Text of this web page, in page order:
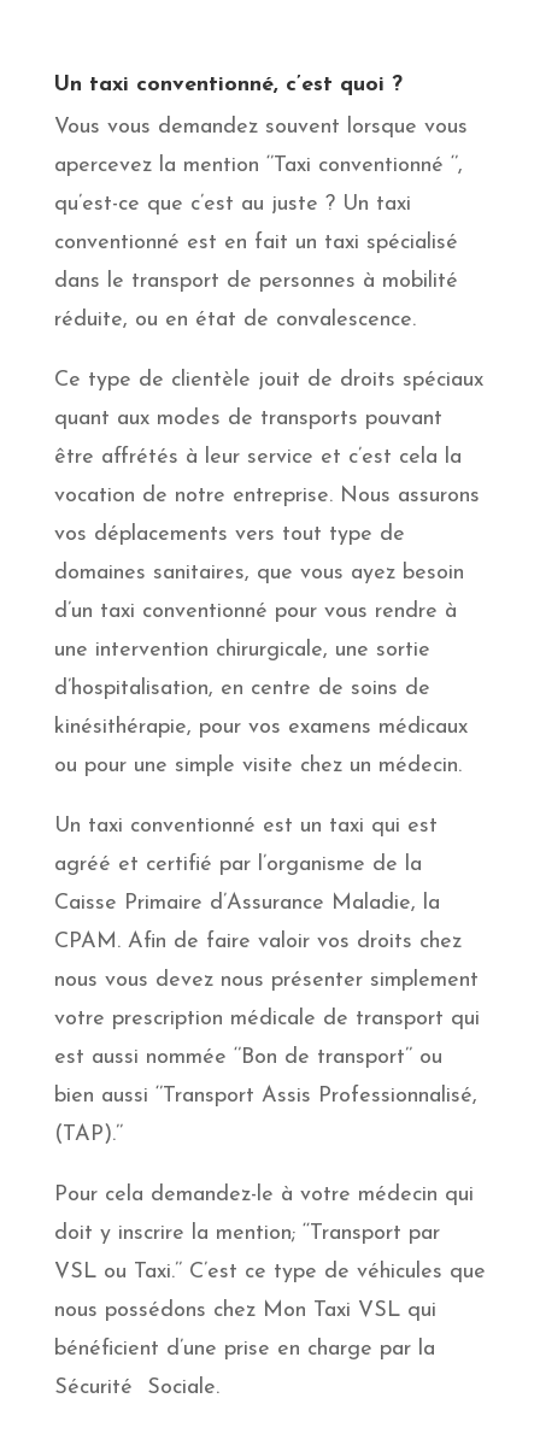
Un taxi conventionné, c’est quoi ?
Vous vous demandez souvent lorsque vous
apercevez la mention ‘’Taxi conventionné ‘’,
qu’est-ce que c’est au juste ? Un taxi
conventionné est en fait un taxi spécialisé
dans le transport de personnes à mobilité
réduite, ou en état de convalescence.
Ce type de clientèle jouit de droits spéciaux
quant aux modes de transports pouvant
être affrétés à leur service et c’est cela la
vocation de notre entreprise. Nous assurons
vos déplacements vers tout type de
domaines sanitaires, que vous ayez besoin
d’un taxi conventionné pour vous rendre à
une intervention chirurgicale, une sortie
d’hospitalisation, en centre de soins de
kinésithérapie, pour vos examens médicaux
ou pour une simple visite chez un médecin.
Un taxi conventionné est un taxi qui est
agréé et certifié par l’organisme de la
Caisse Primaire d’Assurance Maladie, la
CPAM. Afin de faire valoir vos droits chez
nous vous devez nous présenter simplement
votre prescription médicale de transport qui
est aussi nommée ‘’Bon de transport’’ ou
bien aussi ‘’Transport Assis Professionnalisé,
(TAP).’’
Pour cela demandez-le à votre médecin qui
doit y inscrire la mention; ‘‘Transport par
VSL ou Taxi.’’ C’est ce type de véhicules que
nous possédons chez Mon Taxi VSL qui
bénéficient d’une prise en charge par la
Sécurité Sociale.